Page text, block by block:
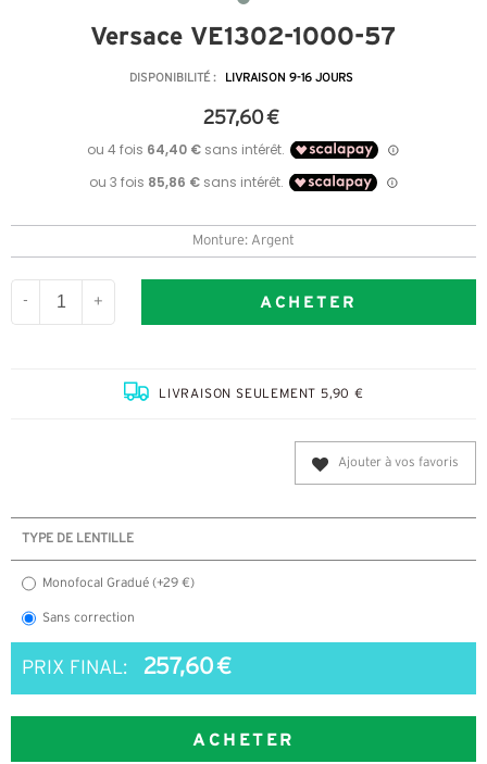
Versace VE1302-1000-57
DISPONIBILITÉ : LIVRAISON 9-16 JOURS
257,60 €
Monture: Argent
- + ACHETER
LIVRAISON SEULEMENT 5,90 €
Ajouter à vos favoris
TYPE DE LENTILLE
Monofocal Gradué (+29 €)
Sans correction
PRIX FINAL: 257,60 €
ACHETER